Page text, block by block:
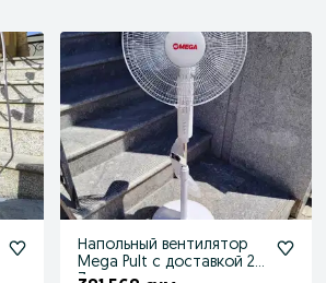
Напольный вентилятор
Mega Pult с доставкой 24